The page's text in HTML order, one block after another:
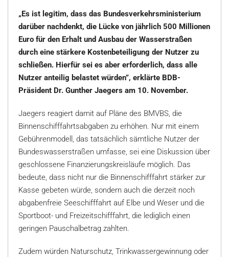
„Es ist legitim, dass das Bundesverkehrsministerium
darüber nachdenkt, die Lücke von jährlich 500 Millionen
Euro für den Erhalt und Ausbau der Wasserstraßen
durch eine stärkere Kostenbeteiligung der Nutzer zu
schließen. Hierfür sei es aber erforderlich, dass alle
Nutzer anteilig belastet würden”, erklärte BDB-
Präsident Dr. Gunther Jaegers am 10. November.
Jaegers reagiert damit auf Pläne des BMVBS, die
Binnenschifffahrtsabgaben zu erhöhen. Nur mit einem
Gebührenmodell, das tatsächlich sämtliche Nutzer der
Bundeswasserstraßen umfasse, sei eine Diskussion über
geschlossene Finanzierungskreisläufe möglich. Das
bedeute, dass nicht nur die Binnenschifffahrt stärker zur
Kasse gebeten würde, sondern auch die derzeit noch
abgabenfreie Seeschifffahrt auf Elbe und Weser und die
Sportboot- und Freizeitschifffahrt, die lediglich einen
geringen Pauschalbetrag zahlten.
Zudem würden Naturschutz, Trinkwassergewinnung oder